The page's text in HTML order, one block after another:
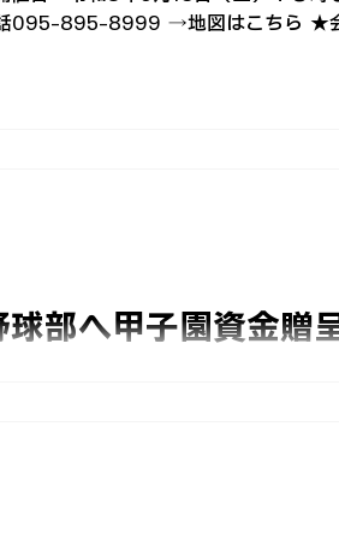
話095-895-8999 →地図はこちら
部へ甲子園資金贈